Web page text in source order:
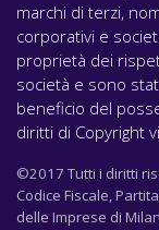
marchi di terzi,
corporativi e
proprietà dei
società e sono
beneficio del
diritti di Copyright
©2017 Tutti i diritti
Codice Fiscale,
delle Imprese di